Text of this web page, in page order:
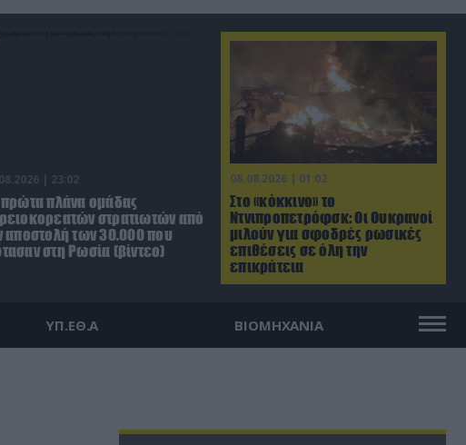
08.08.2026 | 01:02
Στο «κόκκινο» το
Ντνιπροπετρόφσκ: Οι Ουκρανοί
μιλούν για σφοδρές ρωσικές
επιθέσεις σε όλη την
επικράτεια
| 23:02
πλάνα ομάδας
στρατιωτών από
αποστολή των 30.000 που
στη Ρωσία (βίντεο)
ΥΠ.ΕΘ.Α ΒΙΟΜΗΧΑΝΙΑ